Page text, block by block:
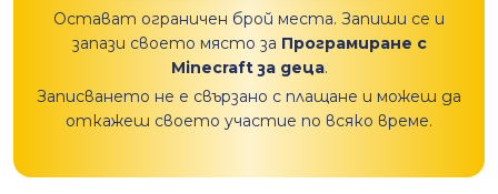
Остават ограничен брой места. Запиши се и
запази своето място за Програмиране с
Minecraft за деца.
Записването не е свързано с плащане и можеш да
откажеш своето участие по всяко време.